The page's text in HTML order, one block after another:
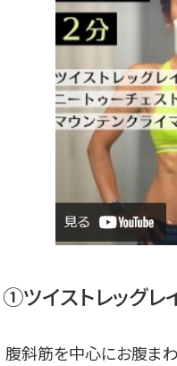
①ツイストレッグレ
腹斜筋を中心にお腹まわ